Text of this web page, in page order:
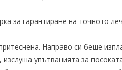
за гарантиране на точното
Направо си беше
упътванията за